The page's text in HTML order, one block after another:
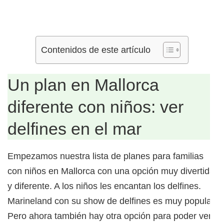
Contenidos de este artículo
Un plan en Mallorca
diferente con niños: ver
delfines en el mar
Empezamos nuestra lista de planes para familias
con niños en Mallorca con una opción muy divertida
y diferente. A los niños les encantan los delfines.
Marineland con su show de delfines es muy popular.
Pero ahora también hay otra opción para poder ver